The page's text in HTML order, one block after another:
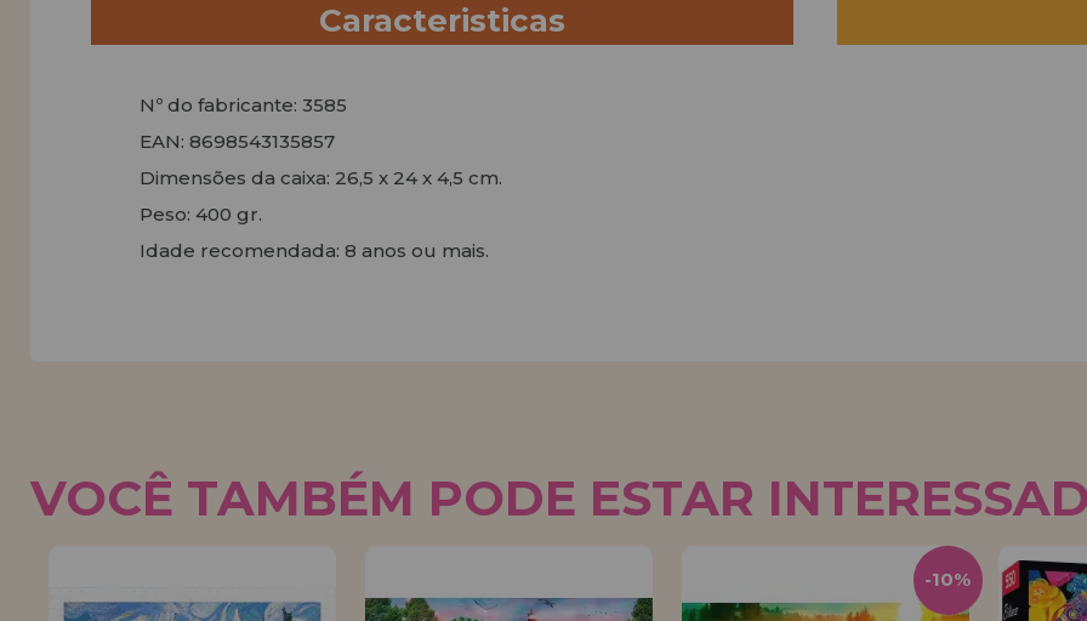
Caracteristicas
Nº do fabricante: 3585
EAN: 8698543135857
Dimensões da caixa: 26,5 x 24 x 4,5 cm.
Peso: 400 gr.
Idade recomendada: 8 anos ou mais.
VOCÊ TAMBÉM PODE ESTAR
-10%